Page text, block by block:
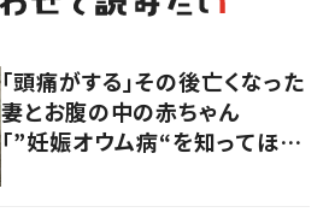
「頭痛がする」その後亡くなった
妻とお腹の中の赤ちゃん
「”妊娠オウム病“を知ってほし